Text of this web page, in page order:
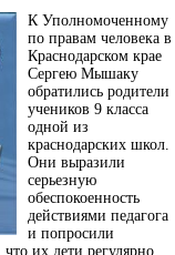
К Уполномоченному
по правам человека в
Краснодарском крае
Сергею Мышаку
обратились родители
учеников 9 класса
одной из
краснодарских школ.
Они выразили
серьезную
обеспокоенность
действиями педагога
и попросили
их дети регулярно